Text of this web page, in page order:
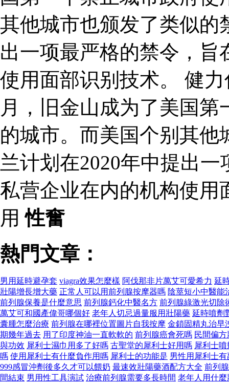
其他城市也颁发了类似的
出一项最严格的禁令，
使用面部识别技术。 健
月，旧金山成为了美国
的城市。而美国个别其
兰计划在2020年中提出
私营企业在内的机构使用
用性奮
熱門文章：
男用延時避孕套 viagra效果怎麼樣 阿伐那非片萬艾可愛希力 延
壯陽增長增大藥 正常人可以用前列腺按摩器嗎 陰莖短小中醫能
前列腺保養是什麼意思 前列腺鈣化中醫名方 前列腺綠激光切除
萬艾可和國產偉哥哪個好 老年人切忌過量服用壯陽藥 延時噴劑
囊腫怎麼治療 前列腺在哪裡位置圖片自我按摩 金鎖固精丸治早
期幾年過去 用了印度神油一直軟軟的 前列腺癌會死嗎 民間偏
與功效 犀利士濕巾用多了好嗎 古聖堂的犀利士好用嗎 犀利士噴
嗎 使用犀利士有什麼負作用嗎 犀利士的功能是 男性用犀利士
999感冒沖劑後多久才可以餵奶 最速效壯陽藥酒配方大全 前列
間結束 男用性工具演試 治療前列腺需要多長時間 老年人用什麼